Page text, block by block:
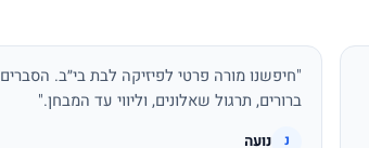
"חיפשנו מורה פרטי לפיזיקה לבת בי״ב. הסברים
ברורים, תרגול שאלונים, וליווי עד המבחן."
נ נועה